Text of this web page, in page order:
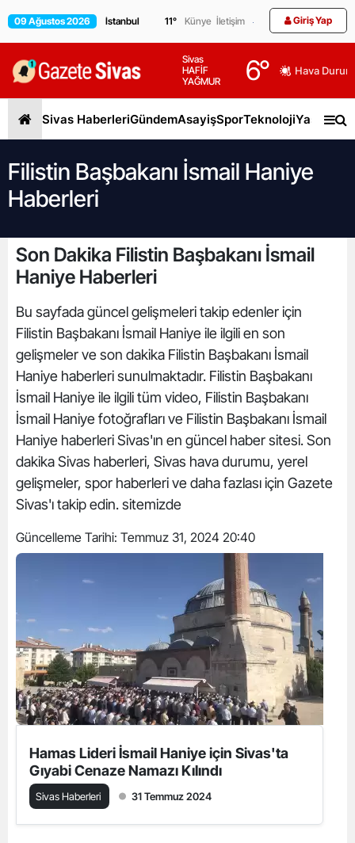
09 Ağustos 2026 11° Künye İletişim Giriş Yap
Sivas
HAFİF
YAĞMUR
6° Hava
Sivas HaberleriGündemAsayişSporTeknolojiYaşam
Filistin Başbakanı İsmail Haniye
Haberleri
Son Dakika Filistin Başbakanı İsmail
Haniye Haberleri
Bu sayfada güncel gelişmeleri takip edenler için
Filistin Başbakanı İsmail Haniye ile ilgili en son
gelişmeler ve son dakika Filistin Başbakanı İsmail
Haniye haberleri sunulmaktadır. Filistin Başbakanı
İsmail Haniye ile ilgili tüm video, Filistin Başbakanı
İsmail Haniye fotoğrafları ve Filistin Başbakanı İsmail
Haniye haberleri Sivas'ın en güncel haber sitesi. Son
dakika Sivas haberleri, Sivas hava durumu, yerel
gelişmeler, spor haberleri ve daha fazlası için Gazete
Sivas'ı takip edin. sitemizde
Güncelleme Tarihi: Temmuz 31, 2024 20:40
Hamas Lideri İsmail Haniye için Sivas'ta
Gıyabi Cenaze Namazı Kılındı
Sivas Haberleri 31 Temmuz 2024